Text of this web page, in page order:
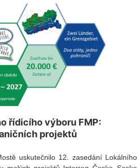
řídicího výboru FMP:
projektů
uskutečnilo 12. zasedání Lokálního